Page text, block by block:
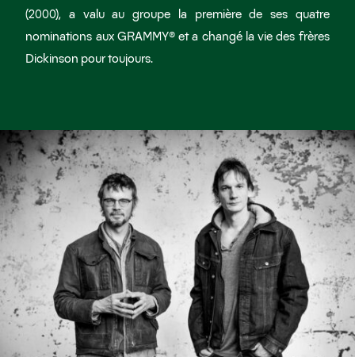
(2000), a valu au groupe la première de ses quatre
nominations aux GRAMMY® et a changé la vie des frères
Dickinson pour toujours.